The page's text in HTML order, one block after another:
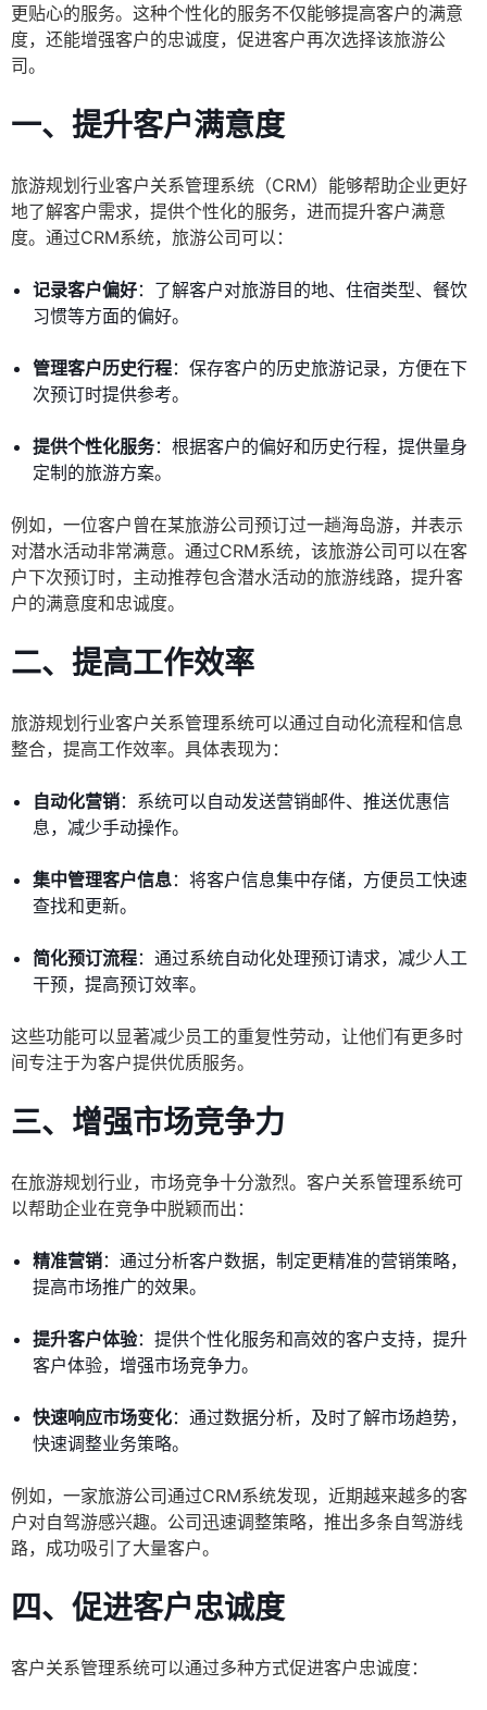
更贴心的服务。这种个性化的服务不仅能够提高客户的满意
度，还能增强客户的忠诚度，促进客户再次选择该旅游公
司。
一、提升客户满意度
旅游规划行业客户关系管理系统（CRM）能够帮助企业更好
地了解客户需求，提供个性化的服务，进而提升客户满意
度。通过CRM系统，旅游公司可以：
记录客户偏好：了解客户对旅游目的地、住宿类型、餐饮
习惯等方面的偏好。
管理客户历史行程：保存客户的历史旅游记录，方便在下
次预订时提供参考。
提供个性化服务：根据客户的偏好和历史行程，提供量身
定制的旅游方案。
例如，一位客户曾在某旅游公司预订过一趟海岛游，并表示
对潜水活动非常满意。通过CRM系统，该旅游公司可以在客
户下次预订时，主动推荐包含潜水活动的旅游线路，提升客
户的满意度和忠诚度。
二、提高工作效率
旅游规划行业客户关系管理系统可以通过自动化流程和信息
整合，提高工作效率。具体表现为：
自动化营销：系统可以自动发送营销邮件、推送优惠信
息，减少手动操作。
集中管理客户信息：将客户信息集中存储，方便员工快速
查找和更新。
简化预订流程：通过系统自动化处理预订请求，减少人工
干预，提高预订效率。
这些功能可以显著减少员工的重复性劳动，让他们有更多时
间专注于为客户提供优质服务。
三、增强市场竞争力
在旅游规划行业，市场竞争十分激烈。客户关系管理系统可
以帮助企业在竞争中脱颖而出：
精准营销：通过分析客户数据，制定更精准的营销策略，
提高市场推广的效果。
提升客户体验：提供个性化服务和高效的客户支持，提升
客户体验，增强市场竞争力。
快速响应市场变化：通过数据分析，及时了解市场趋势，
快速调整业务策略。
例如，一家旅游公司通过CRM系统发现，近期越来越多的客
户对自驾游感兴趣。公司迅速调整策略，推出多条自驾游线
路，成功吸引了大量客户。
四、促进客户忠诚度
客户关系管理系统可以通过多种方式促进客户忠诚度：